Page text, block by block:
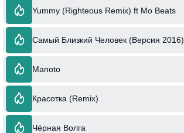
Yummy (Righteous Remix) ft Mo Beats
Самый Близкий Человек (Версия 2016)
Manoto
Красотка (Remix)
Чёрная Волга